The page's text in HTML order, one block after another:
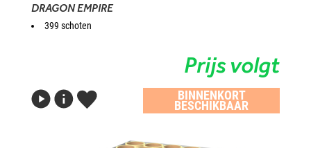
DRAGON EMPIRE
399 schoten
Prijs volgt
BINNENKORT
BESCHIKBAAR